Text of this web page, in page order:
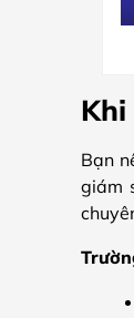
Khi
Bạn
giám